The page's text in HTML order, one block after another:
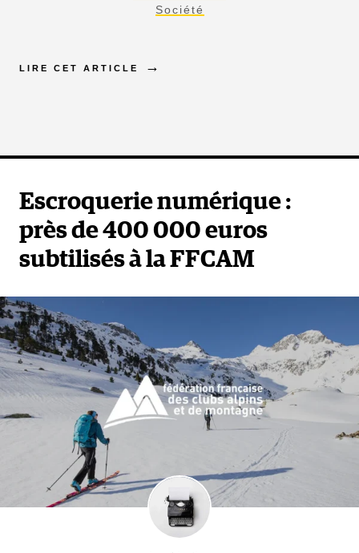
Société
LIRE CET ARTICLE
Escroquerie numérique :
près de 400 000 euros
subtilisés à la FFCAM